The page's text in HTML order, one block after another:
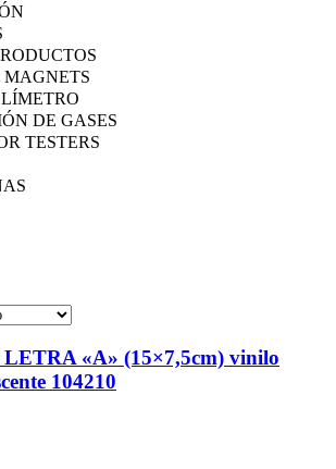
DE GASES
TESTERS
«A» (15×7,5cm) vinilo
104210